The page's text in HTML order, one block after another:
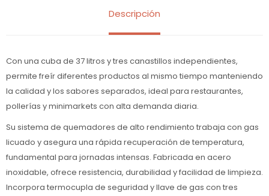
Descripción
Con una cuba de 37 litros y tres canastillos independientes,
permite freír diferentes productos al mismo tiempo manteniendo
la calidad y los sabores separados, ideal para restaurantes,
pollerías y minimarkets con alta demanda diaria.
Su sistema de quemadores de alto rendimiento trabaja con gas
licuado y asegura una rápida recuperación de temperatura,
fundamental para jornadas intensas. Fabricada en acero
inoxidable, ofrece resistencia, durabilidad y facilidad de limpieza.
Incorpora termocupla de seguridad y llave de gas con tres